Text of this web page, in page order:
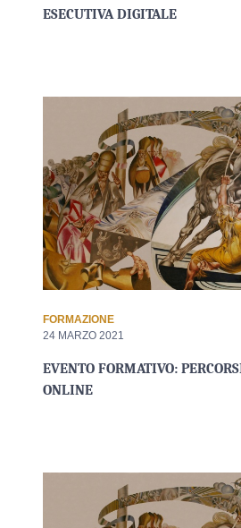
ESECUTIVA DIGITALE
FORMAZIONE
24 MARZO 2021
EVENTO FORMATIVO:
ONLINE